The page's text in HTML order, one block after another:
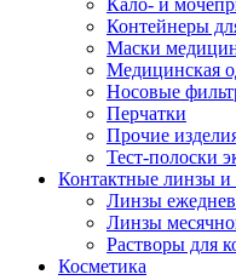
Кало- и
Контейнеры
Маски
Медицинская
Носовые
Перчатки
Прочие
Тест-полоски
Контактные линзы и
Линзы
Линзы
Растворы для
Косметика